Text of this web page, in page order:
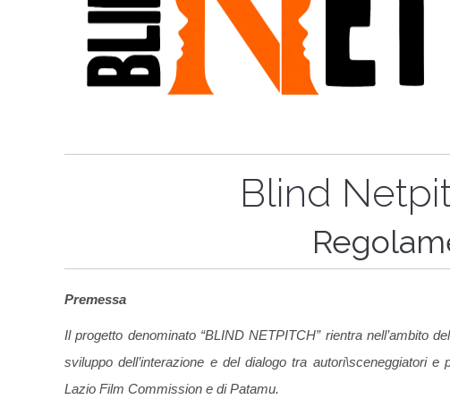
Blind
Premessa
Il progetto denominato “BLIND NETPITCH” rientra nell’ambito
sviluppo dell’interazione e del dialogo tra autori\sceneggiatori
Lazio Film Commission e di Patamu.